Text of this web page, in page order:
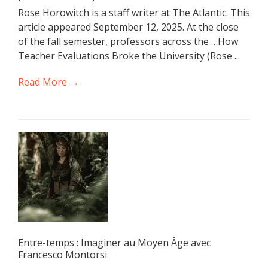
Rose Horowitch is a staff writer at The Atlantic. This
article appeared September 12, 2025. At the close
of the fall semester, professors across the …How
Teacher Evaluations Broke the University (Rose ...
Read More →
Entre-temps : Imaginer au Moyen Âge avec
Francesco Montorsi